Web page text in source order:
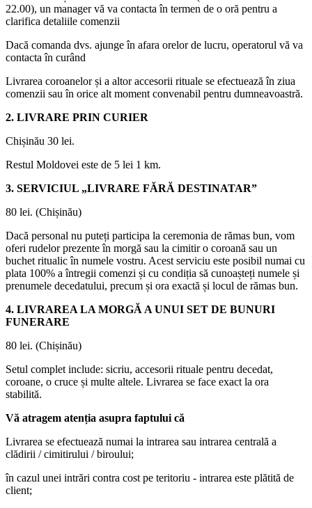
22.00), un manager vă va contacta în termen de o oră pentru a
clarifica detaliile comenzii
Dacă comanda dvs. ajunge în afara orelor de lucru, operatorul vă va
contacta în curând
Livrarea coroanelor și a altor accesorii rituale se efectuează în ziua
comenzii sau în orice alt moment convenabil pentru dumneavoastră.
2. LIVRARE PRIN CURIER
Chișinău 30 lei.
Restul Moldovei este de 5 lei 1 km.
3. SERVICIUL „LIVRARE FĂRĂ DESTINATAR”
80 lei. (Chișinău)
Dacă personal nu puteți participa la ceremonia de rămas bun, vom
oferi rudelor prezente în morgă sau la cimitir o coroană sau un
buchet ritualic în numele vostru. Acest serviciu este posibil numai cu
plata 100% a întregii comenzi și cu condiția să cunoașteți numele și
prenumele decedatului, precum și ora exactă și locul de rămas bun.
4. LIVRAREA LA MORGĂ A UNUI SET DE BUNURI
FUNERARE
80 lei. (Chișinău)
Setul complet include: sicriu, accesorii rituale pentru decedat,
coroane, o cruce și multe altele. Livrarea se face exact la ora
stabilită.
Vă atragem atenția asupra faptului că
Livrarea se efectuează numai la intrarea sau intrarea centrală a
clădirii / cimitirului / biroului;
în cazul unei intrări contra cost pe teritoriu - intrarea este plătită de
client;